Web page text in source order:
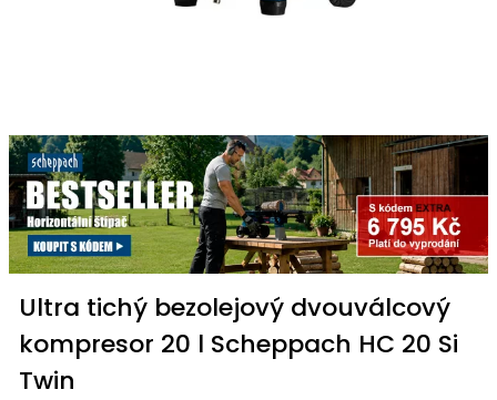
Ultra tichý bezolejový dvouválcový
kompresor 20 l Scheppach HC 20 Si
Twin